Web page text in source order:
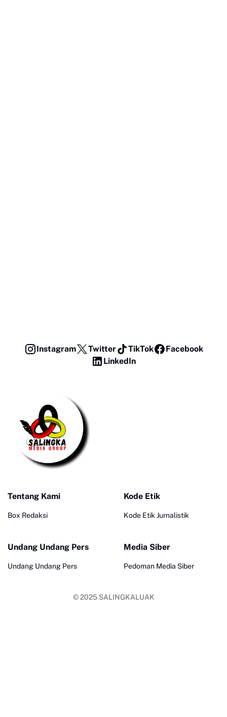
Instagram Twitter TikTok
Facebook
LinkedIn
Tentang Kami
Box Redaksi
Kode Etik
Kode Etik Jurnalistik
Undang Undang Pers
Undang Undang Pers
Media Siber
Pedoman Media Siber
© 2025 SALINGKALUAK